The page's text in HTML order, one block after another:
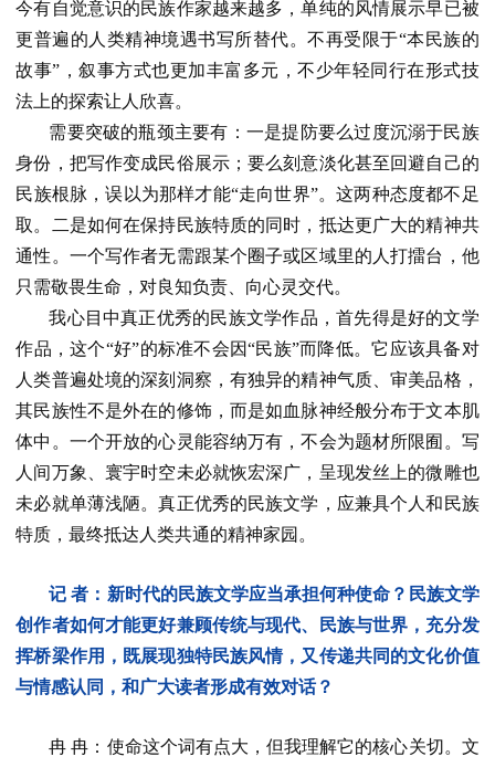
今有自觉意识的民族作家越来越多，单纯的风情展示早已被
更普遍的人类精神境遇书写所替代。不再受限于“本民族的
故事”，叙事方式也更加丰富多元，不少年轻同行在形式技
法上的探索让人欣喜。
需要突破的瓶颈主要有：一是提防要么过度沉溺于民族
身份，把写作变成民俗展示；要么刻意淡化甚至回避自己的
民族根脉，误以为那样才能“走向世界”。这两种态度都不足
取。二是如何在保持民族特质的同时，抵达更广大的精神共
通性。一个写作者无需跟某个圈子或区域里的人打擂台，他
只需敬畏生命，对良知负责、向心灵交代。
我心目中真正优秀的民族文学作品，首先得是好的文学
作品，这个“好”的标准不会因“民族”而降低。它应该具备对
人类普遍处境的深刻洞察，有独异的精神气质、审美品格，
其民族性不是外在的修饰，而是如血脉神经般分布于文本肌
体中。一个开放的心灵能容纳万有，不会为题材所限囿。写
人间万象、寰宇时空未必就恢宏深广，呈现发丝上的微雕也
未必就单薄浅陋。真正优秀的民族文学，应兼具个人和民族
特质，最终抵达人类共通的精神家园。
记 者：新时代的民族文学应当承担何种使命？民族文学
创作者如何才能更好兼顾传统与现代、民族与世界，充分发
挥桥梁作用，既展现独特民族风情，又传递共同的文化价值
与情感认同，和广大读者形成有效对话？
冉 冉：使命这个词有点大，但我理解它的核心关切。文